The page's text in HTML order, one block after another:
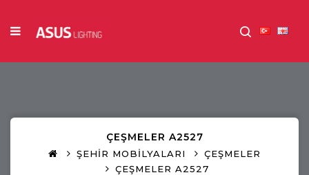
ÇEŞMELER A2527
ŞEHİR MOBİLYALARI
ÇEŞMELER
ÇEŞMELER A2527